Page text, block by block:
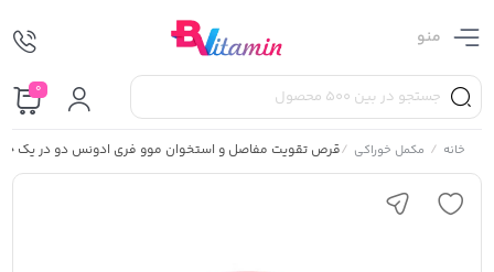
منو
0
خانه / مکمل خوراکی /قرص تقویت مفاصل و استخوان موو فری ادونس دو در یک